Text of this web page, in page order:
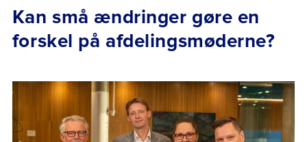
Kan små ændringer gøre en
forskel på afdelingsmøderne?